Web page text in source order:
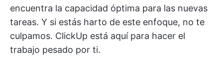
encuentra la capacidad óptima para las nuevas
tareas. Y si estás harto de este enfoque, no te
culpamos. ClickUp está aquí para hacer el
trabajo pesado por ti.